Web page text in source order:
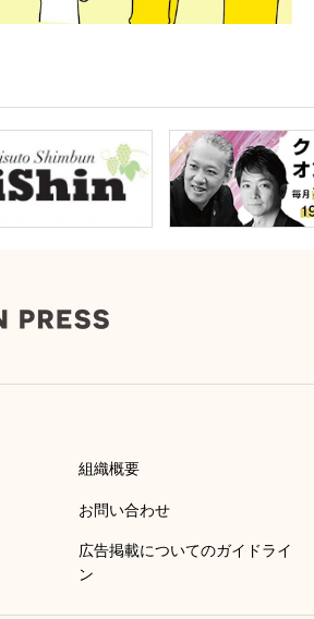
組織概要
お問い合わせ
広告掲載についてのガイドライ
ン